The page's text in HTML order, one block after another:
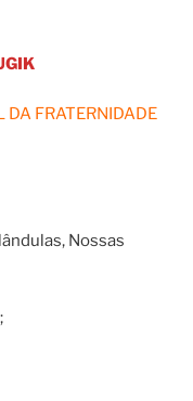
FRATERNIDADE
Nossas